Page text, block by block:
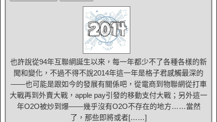
也許說從94年互聯網誕生以來，每一年都少不了各種各樣的新
聞和變化，不過不得不說2014年這一年是格子君感觸最深的
——也可能是跟如今的發展有關係吧，從電商到物聯網從打車
大戰再到外賣大戰，apple pay引發的移動支付大戰；另外這一
年O2O被炒到爆——幾乎沒有O2O不存在的地方……當然
了，那些即將或者[……]